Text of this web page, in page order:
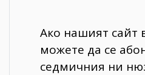
Ако нашият сайт
можете да се
седмичния ни